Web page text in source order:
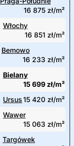
16 875 zł/m²
Włochy
16 851 zł/m²
Bemowo
16 233 zł/m²
Bielany
15 699 zł/m²
Ursus15 420 zł/m²
Wawer
15 063 zł/m²
Targówek